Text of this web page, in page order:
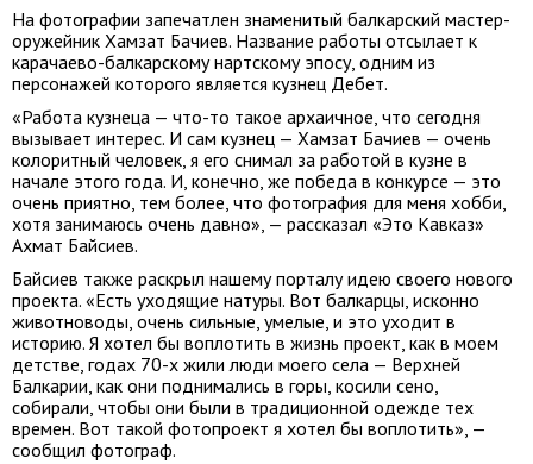
На фотографии запечатлен знаменитый балкарский мастер-
оружейник Хамзат Бачиев. Название работы отсылает к
карачаево-балкарскому нартскому эпосу, одним из
персонажей которого является кузнец Дебет.
«Работа кузнеца — что-то такое архаичное, что сегодня
вызывает интерес. И сам кузнец — Хамзат Бачиев — очень
колоритный человек, я его снимал за работой в кузне в
начале этого года. И, конечно, же победа в конкурсе — это
очень приятно, тем более, что фотография для меня хобби,
хотя занимаюсь очень давно», — рассказал «Это Кавказ»
Ахмат Байсиев.
Байсиев также раскрыл нашему порталу идею своего нового
проекта. «Есть уходящие натуры. Вот балкарцы, исконно
животноводы, очень сильные, умелые, и это уходит в
историю. Я хотел бы воплотить в жизнь проект, как в моем
детстве, годах 70-х жили люди моего села — Верхней
Балкарии, как они поднимались в горы, косили сено,
собирали, чтобы они были в традиционной одежде тех
времен. Вот такой фотопроект я хотел бы воплотить», —
сообщил фотограф.